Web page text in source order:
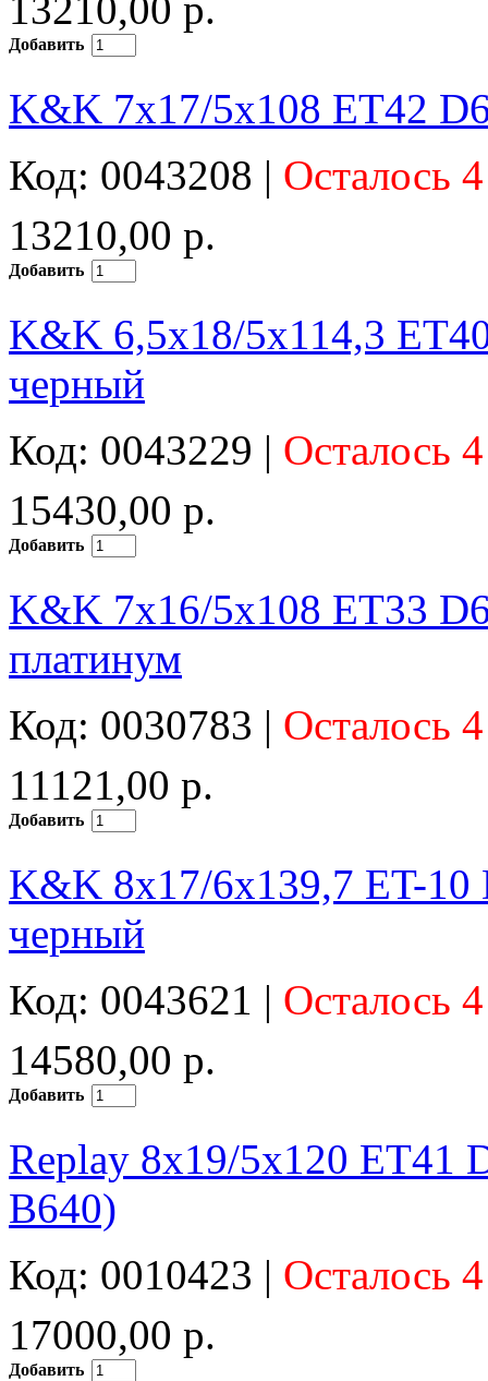
13210,00 р.
Добавить
K&K 7x17/5x108 ET42
Код: 0043208 | Осталось
13210,00 р.
Добавить
K&K 6,5x18/5x114,3
черный
Код: 0043229 | Осталось
15430,00 р.
Добавить
K&K 7x16/5x108 ET33
платинум
Код: 0030783 | Осталось
11121,00 р.
Добавить
K&K 8x17/6x139,7 ET-
черный
Код: 0043621 | Осталось
14580,00 р.
Добавить
Replay 8x19/5x120 ET41
B640)
Код: 0010423 | Осталось
17000,00 р.
Добавить